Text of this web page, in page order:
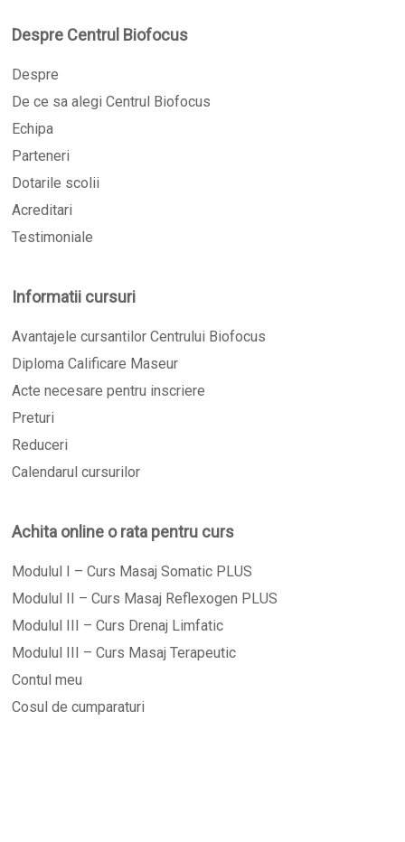
Despre Centrul Biofocus
Despre
De ce sa alegi Centrul Biofocus
Echipa
Parteneri
Dotarile scolii
Acreditari
Testimoniale
Informatii cursuri
Avantajele cursantilor Centrului Biofocus
Diploma Calificare Maseur
Acte necesare pentru inscriere
Preturi
Reduceri
Calendarul cursurilor
Achita online o rata pentru curs
Modulul I – Curs Masaj Somatic PLUS
Modulul II – Curs Masaj Reflexogen PLUS
Modulul III – Curs Drenaj Limfatic
Modulul III – Curs Masaj Terapeutic
Contul meu
Cosul de cumparaturi